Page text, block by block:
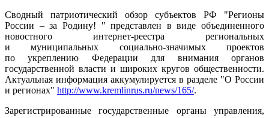
Сводный патриотический обзор субъектов РФ "Регионы
России – за Родину! " представлен в виде объединенного
новостного интернет-реестра региональных
и муниципальных социально-значимых проектов
по укреплению Федерации для внимания органов
государственной власти и широких кругов общественности.
Актуальная информация аккумулируется в разделе "О России
и регионах" http://www.kremlinrus.ru/news/165/.
Зарегистрированные государственные органы управления,